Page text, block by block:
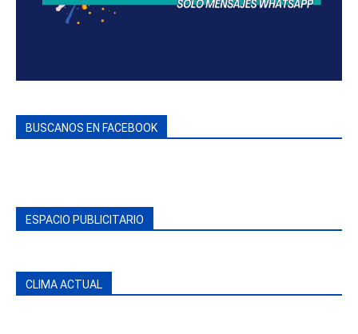
BUSCANOS EN FACEBOOK
ESPACIO PUBLICITARIO
CLIMA ACTUAL